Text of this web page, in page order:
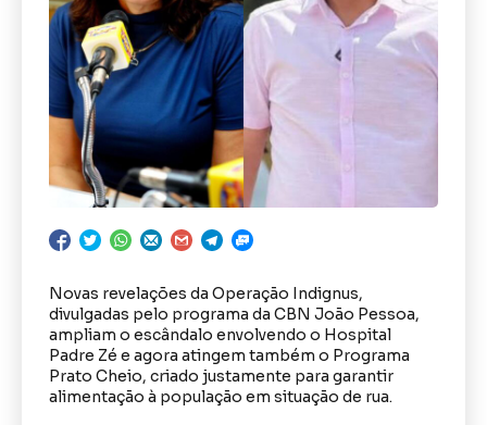
Novas revelações da Operação Indignus,
divulgadas pelo programa da CBN João Pessoa,
ampliam o escândalo envolvendo o Hospital
Padre Zé e agora atingem também o Programa
Prato Cheio, criado justamente para garantir
alimentação à população em situação de rua.